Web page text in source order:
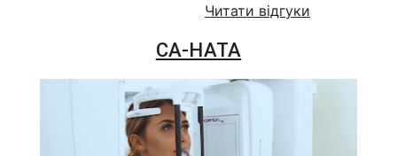
Читати відгуки
СА-НАТА